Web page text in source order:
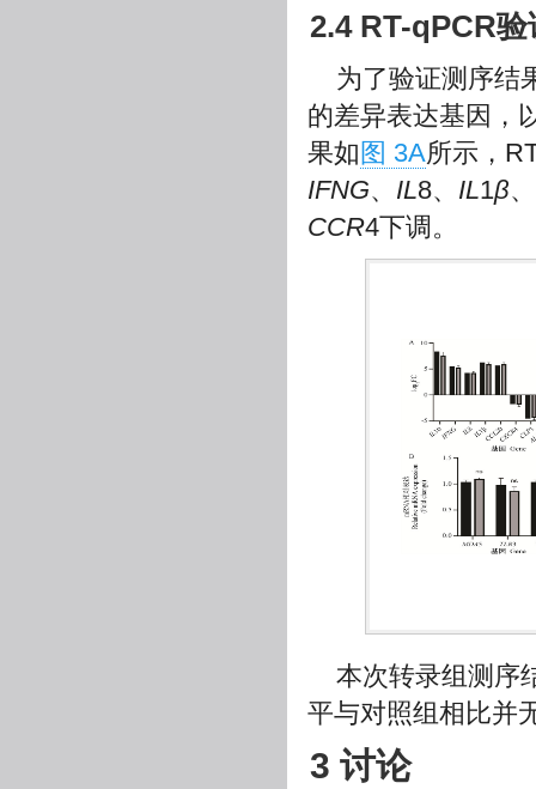
2.4 RT-qPCR验
为了验证测序结
的差异表达基因，
果如 图 3A所示，
IFNG、 IL8、 IL1β、
CCR4下调。
本次转录组测序
平与对照组相比并
3 讨论